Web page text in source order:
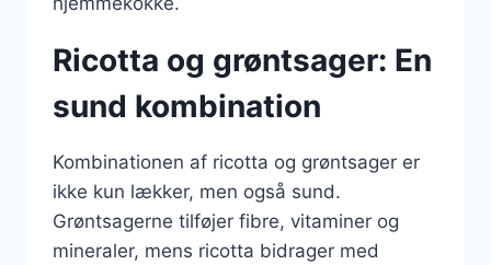
Ricotta og grøntsager: En
sund kombination
Kombinationen af ricotta og grøntsager er
ikke kun lækker, men også sund.
Grøntsagerne tilføjer fibre, vitaminer og
mineraler, mens ricotta bidrager med